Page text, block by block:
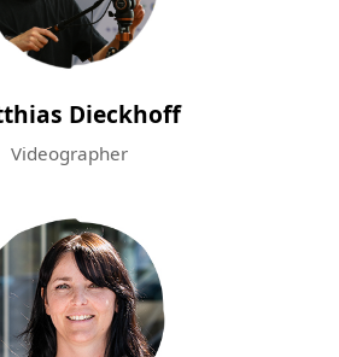
Dieckhoff
Videographer